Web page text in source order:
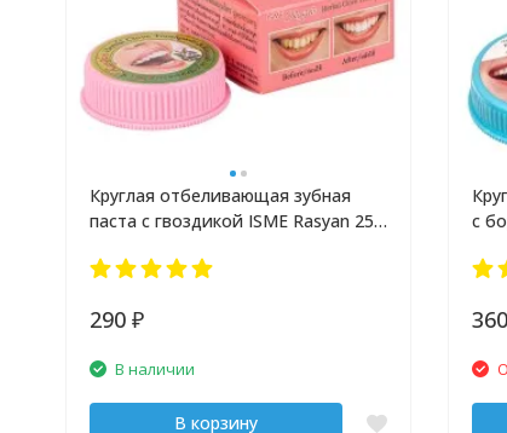
Круглая отбеливающая зубная
паста с гвоздикой ISME Rasyan 25
290 ₽
В наличии
В корзину
с